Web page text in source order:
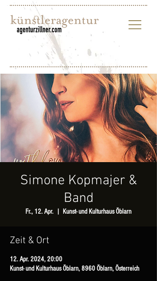
Simone Kopmajer &
Band
Fr., 12. Apr. Kunst- und Kulturhaus Öblarn
Zeit & Ort
12. Apr. 2024, 20:00
Kunst- und Kulturhaus Öblarn, 8960 Öblarn, Österreich